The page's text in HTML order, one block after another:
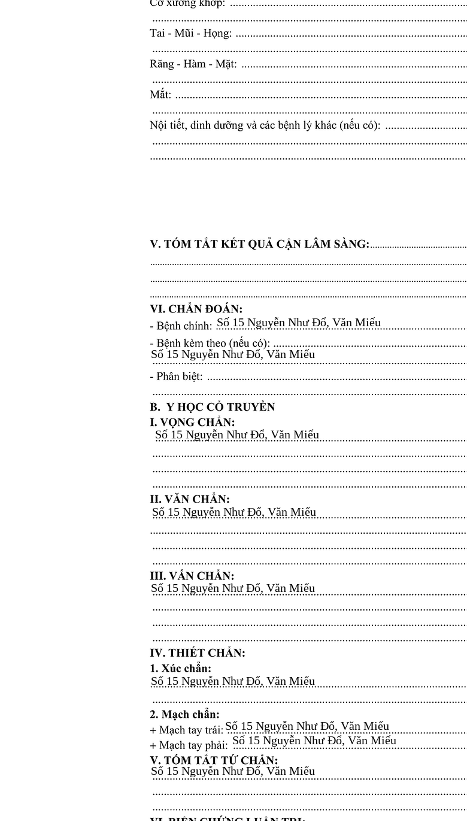
Số 15 Nguyễn Như Đổ, Văn Miếu​​​​
Số 15 Nguyễn Như Đổ, Văn Miếu​​​​
Số 15 Nguyễn Như Đổ, Văn Miếu​​​​
Số 15 Nguyễn Như Đổ, Văn Miếu​​​​
Số 15 Nguyễn Như Đổ, Văn Miếu​​​​
Số 15 Nguyễn Như Đổ, Văn Miếu​​​​
Số 15 Nguyễn Như Đổ, Văn Miếu​​​​
Số 15 Nguyễn Như Đổ, Văn Miếu​​​​
Số 15 Nguyễn Như Đổ, Văn Miếu​​​​